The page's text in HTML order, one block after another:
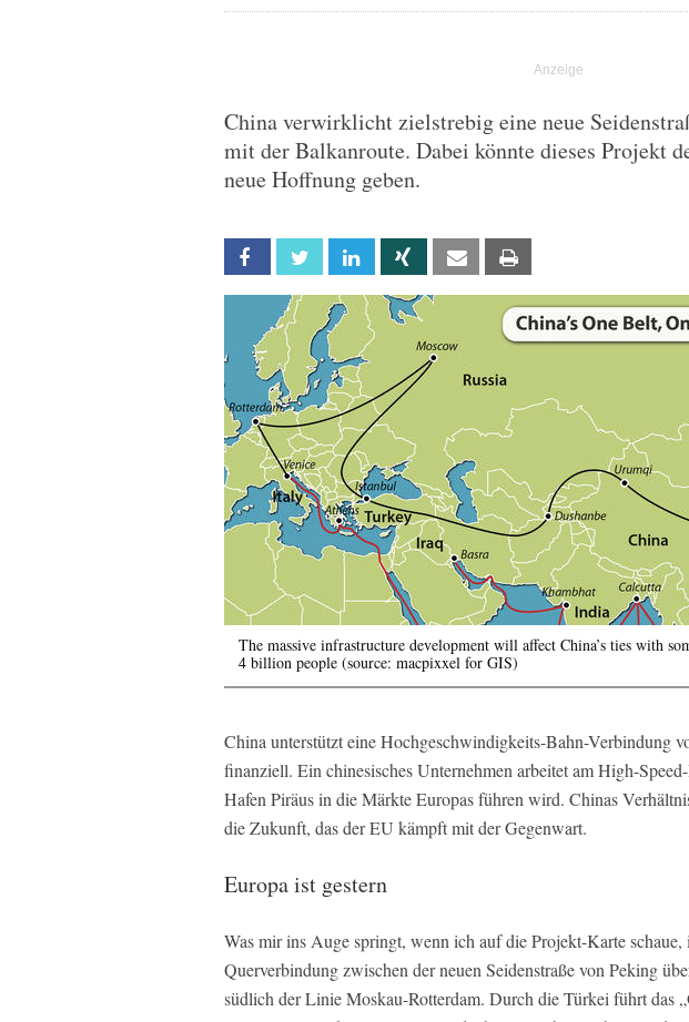
China verwirklicht zielstrebig eine neue
mit der Balkanroute. Dabei könnte dieses Projekt
neue Hoffnung geben.
Facebook Twitter Linkedin Xing Email
The massive infrastructure development will affect China’s ties with
4 billion people (source: macpixxel for GIS)
China unterstützt eine Hochgeschwindigkeits-Bahn-Verbindung
finanziell. Ein chinesisches Unternehmen arbeitet am High-
Hafen Piräus in die Märkte Europas führen wird. Chinas
die Zukunft, das der EU kämpft mit der Gegenwart.
Europa ist gestern
Was mir ins Auge springt, wenn ich auf die Projekt-Karte schaue,
Querverbindung zwischen der neuen Seidenstraße von Peking
südlich der Linie Moskau-Rotterdam. Durch die Türkei führt das